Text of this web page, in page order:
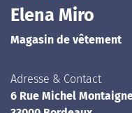
Elena Miro
Magasin de vêtement
Adresse & Contact
6 Rue Michel